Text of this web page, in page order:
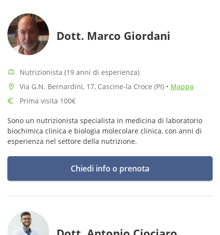
Dott. Marco Giordani
Nutrizionista (19 anni di esperienza)
Via G.N. Bernardini, 17, Cascine-la Croce (PI) • Mappa
Prima visita 100€
Sono un nutrizionista specialista in medicina di laboratorio
biochimica clinica e biologia molecolare clinica, con anni di
esperienza nel settore della nutrizione.
Chiedi info o prenota